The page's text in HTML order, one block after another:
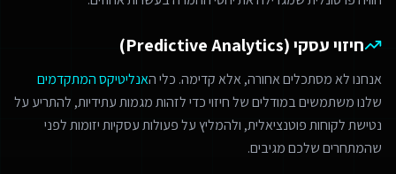
חיזוי עסקי (Predictive Analytics)
אנחנו לא מסתכלים אחורה, אלא קדימה. כלי האנליטיקס המתקדמים
שלנו משתמשים במודלים של חיזוי כדי לזהות מגמות עתידיות, להתריע על
נטישת לקוחות פוטנציאלית, ולהמליץ על פעולות עסקיות יזומות לפני
שהמתחרים שלכם מגיבים.